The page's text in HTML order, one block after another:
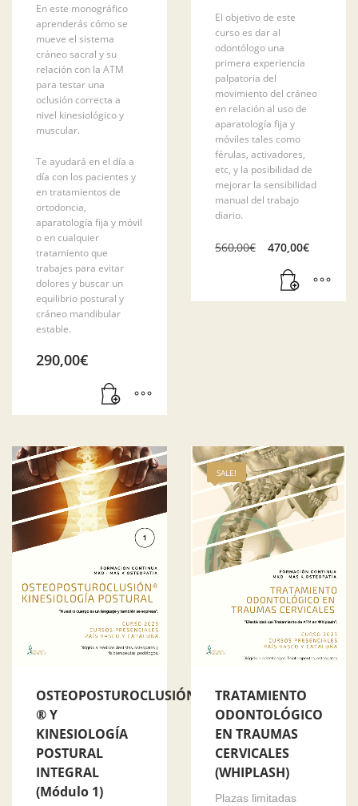
En este monográfico
aprenderás cómo se
mueve el sistema
cráneo sacral y su
relación con la ATM
para testar una
oclusión correcta a
nivel kinesiológico y
muscular.
Te ayudará en el día a
día con los pacientes y
en tratamientos de
ortodoncia,
aparatología fija y móvil
o en cualquier
tratamiento que
trabajes para evitar
dolores y buscar un
equilibrio postural y
cráneo mandibular
estable.
290,00€
El objetivo de este
curso es dar al
odontólogo una
primera experiencia
palpatoria del
movimiento del cráneo
en relación al uso de
aparatología fija y
móviles tales como
férulas, activadores,
etc, y la posibilidad de
mejorar la sensibilidad
manual del trabajo
diario.
560,00€ El
original
era:
560,00€.
470,00€
actual
OSTEOPOSTUROCLUSIÓN
® Y
KINESIOLOGÍA
POSTURAL
INTEGRAL
(Módulo 1)
SALE!
TRATAMIENTO
ODONTOLÓGICO
EN TRAUMAS
CERVICALES
(WHIPLASH)
Plazas limitadas